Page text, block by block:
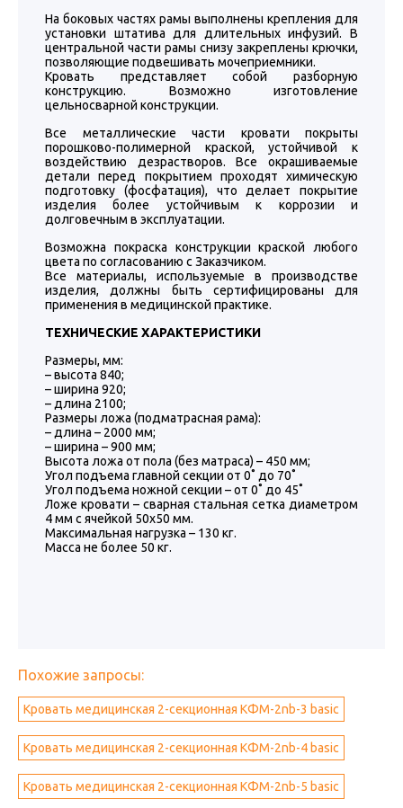
На боковых частях рамы выполнены крепления для
установки штатива для длительных инфузий. В
центральной части рамы снизу закреплены крючки,
позволяющие подвешивать мочеприемники.
Кровать представляет собой разборную
конструкцию. Возможно изготовление
цельносварной конструкции.
Все металлические части кровати покрыты
порошково-полимерной краской, устойчивой к
воздействию дезрастворов. Все окрашиваемые
детали перед покрытием проходят химическую
подготовку (фосфатация), что делает покрытие
изделия более устойчивым к коррозии и
долговечным в эксплуатации.
Возможна покраска конструкции краской любого
цвета по согласованию с Заказчиком.
Все материалы, используемые в производстве
изделия, должны быть сертифицированы для
применения в медицинской практике.
ТЕХНИЧЕСКИЕ ХАРАКТЕРИСТИКИ
Размеры, мм:
– высота 840;
– ширина 920;
– длина 2100;
Размеры ложа (подматрасная рама):
– длина – 2000 мм;
– ширина – 900 мм;
Высота ложа от пола (без матраса) – 450 мм;
Угол подъема главной секции от 0˚ до 70˚
Угол подъема ножной секции – от 0˚ до 45˚
Ложе кровати – сварная стальная сетка диаметром
4 мм с ячейкой 50х50 мм.
Максимальная нагрузка – 130 кг.
Масса не более 50 кг.
Похожие запросы:
Кровать медицинская 2-секционная КФМ-2nb-3 basic
Кровать медицинская 2-секционная КФМ-2nb-4 basic
Кровать медицинская 2-секционная КФМ-2nb-5 basic